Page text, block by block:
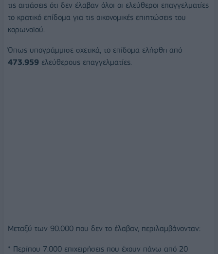
τις αιτιάσεις ότι δεν έλαβαν όλοι οι ελεύθεροι επαγγελματίες
το κρατικό επίδομα για τις οικονομικές επιπτώσεις του
κορωνοϊού.
Όπως υπογράμμισε σχετικά, το επίδομα ελήφθη από
473.959 ελεύθερους επαγγελματίες.
Μεταξύ των 90.000 που δεν το έλαβαν, περιλαμβάνονταν:
* Περίπου 7.000 επιχειρήσεις που έχουν πάνω από 20